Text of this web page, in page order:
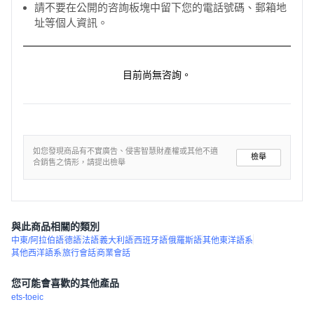
請不要在公開的咨詢板塊中留下您的電話號碼、郵箱地
址等個人資訊。
目前尚無咨詢。
如您發現商品有不實廣告、侵害智慧財產權或其他不適
合銷售之情形，請提出檢舉
檢舉
與此商品相關的類別
中東/阿拉伯語德語法語義大利語西班牙語俄羅斯語其他東洋語系
其他西洋語系旅行會話商業會話
您可能會喜歡的其他產品
ets-toeic